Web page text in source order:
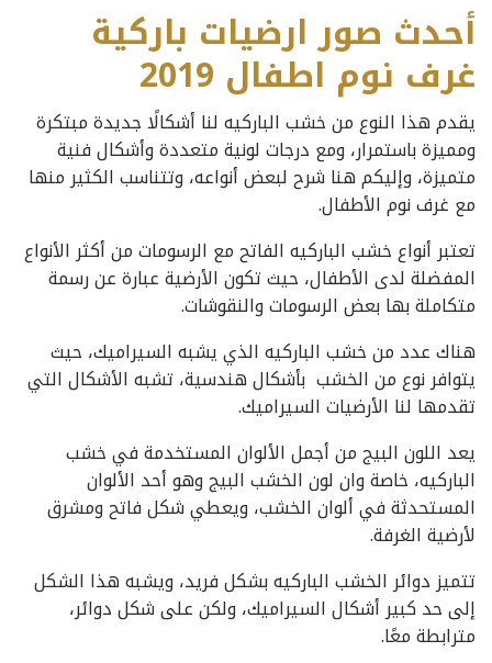
أحدث صور ارضيات باركية
غرف نوم اطفال 2019
يقدم هذا النوع من خشب الباركيه لنا أشكالًا جديدة مبتكرة
ومميزة باستمرار، ومع درجات لونية متعددة وأشكال فنية
متميزة، وإليكم هنا شرح لبعض أنواعه، وتتناسب الكثير منها
مع غرف نوم الأطفال.
تعتبر أنواع خشب الباركيه الفاتح مع الرسومات من أكثر الأنواع
المفضلة لدى الأطفال، حيث تكون الأرضية عبارة عن رسمة
متكاملة بها بعض الرسومات والنقوشات.
هناك عدد من خشب الباركيه الذي يشبه السيراميك، حيث
يتوافر نوع من الخشب بأشكال هندسية، تشبه الأشكال التي
تقدمها لنا الأرضيات السيراميك.
يعد اللون البيج من أجمل الألوان المستخدمة في خشب
الباركيه، خاصة وان لون الخشب البيج وهو أحد الألوان
المستحدثة في ألوان الخشب، ويعطي شكل فاتح ومشرق
لأرضية الغرفة.
تتميز دوائر الخشب الباركيه بشكل فريد، ويشبه هذا الشكل
إلى حد كبير أشكال السيراميك، ولكن على شكل دوائر،
مترابطة معًا.